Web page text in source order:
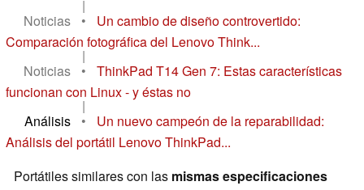
|
Noticias
•
Un cambio de diseño controvertido:
Comparación fotográfica del Lenovo Think...
|
Noticias
•
ThinkPad T14 Gen 7: Estas características
funcionan con Linux - y éstas no
|
Análisis
•
Un nuevo campeón de la reparabilidad:
Análisis del portátil Lenovo ThinkPad...
Portátiles similares con las mismas especificaciones